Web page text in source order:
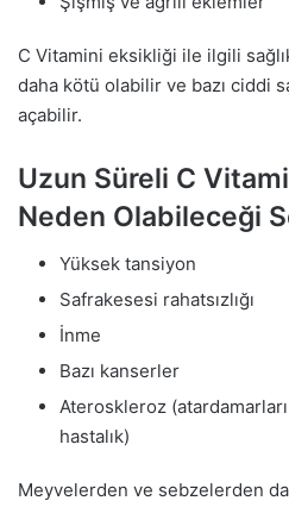
C Vitamini eksikliği ile ilgili
daha kötü olabilir ve bazı ciddi
açabilir.
Uzun Süreli C
Neden Olabileceği
Yüksek tansiyon
Safrakesesi rahatsızlığı
İnme
Bazı kanserler
Ateroskleroz
hastalık)
Meyvelerden ve sebzelerden